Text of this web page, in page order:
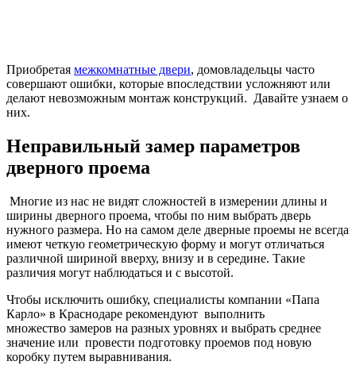
Приобретая межкомнатные двери, домовладельцы часто
совершают ошибки, которые впоследствии усложняют или
делают невозможным монтаж конструкций. Давайте узнаем о
них.
Неправильный замер параметров
дверного проема
Многие из нас не видят сложностей в измерении длины и
ширины дверного проема, чтобы по ним выбрать дверь
нужного размера. Но на самом деле дверные проемы не всегда
имеют четкую геометрическую форму и могут отличаться
различной шириной вверху, внизу и в середине. Такие
различия могут наблюдаться и с высотой.
Чтобы исключить ошибку, специалисты компании «Папа
Карло» в Краснодаре рекомендуют выполнить
множество замеров на разных уровнях и выбрать среднее
значение или провести подготовку проемов под новую
коробку путем выравнивания.